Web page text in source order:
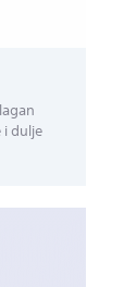
dulje